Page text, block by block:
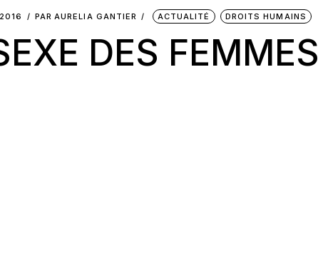
PAR AURELIA GANTIER ACTUALITÉ DROITS HUMAINS
DES FEMMES